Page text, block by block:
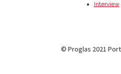
Interview
© Proglas 2021